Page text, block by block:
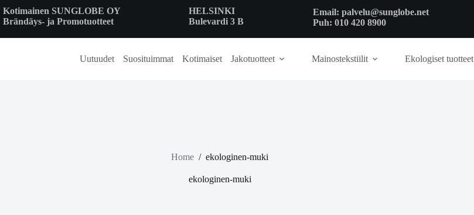
to
content
Kotimainen SUNGLOBE OY
Brändäys- ja Promotuotteet
HELSINKI
Bulevardi 3 B
Email: palvelu@sunglobe.net
Puh: 010 420 8900
Uutuudet Suosituimmat Kotimaiset Jakotuotteet Mainostekstiilit Ekologiset tuotteet
Home / ekologinen-muki
ekologinen-muki